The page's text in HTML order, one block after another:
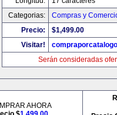
Categorias:
Compras y
Precio:
$1,499.00
Visitar!
Serán consideradas
AHORA